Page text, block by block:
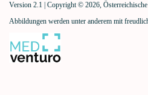
Version 2.1 | Copyright © 2026,
Abbildungen werden unter anderem mit